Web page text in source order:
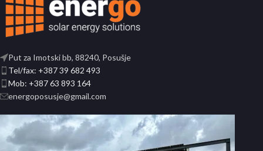
Put za Imotski bb, 88240, Posušje
Tel/fax: +387 39 682 493
Mob: +387 63 893 164
energoposusje@gmail.com